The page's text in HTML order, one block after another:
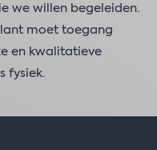
we willen begeleiden.
moet toegang
en kwalitatieve
fysiek.